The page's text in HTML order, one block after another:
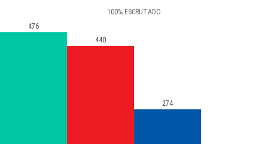
100% ESCRUTADO
476
440
274